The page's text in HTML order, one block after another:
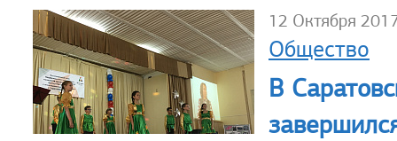
12 Октября
Общество
В